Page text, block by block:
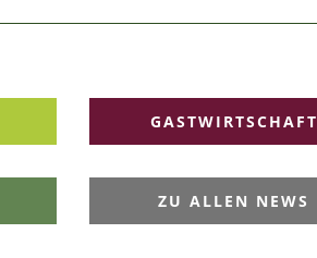
GASTWIRTSCHAFT
ZU ALLEN NEWS